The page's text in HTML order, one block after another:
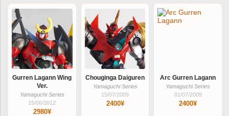
Gurren Lagann Wing
Ver.
Yamaguchi Series
15/06/2012
2980¥
Chouginga Daiguren
Yamaguchi Series
15/07/2009
2400¥
Arc Gurren Lagann
Yamaguchi Series
01/07/2009
2400¥